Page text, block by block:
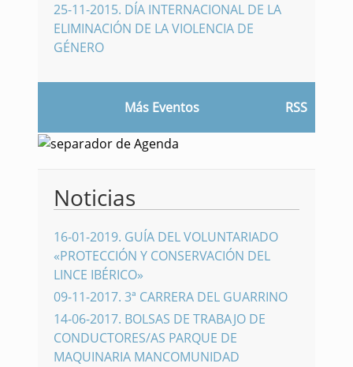
25-11-2015. DÍA INTERNACIONAL DE LA
ELIMINACIÓN DE LA VIOLENCIA DE
GÉNERO
Más Eventos RSS
Noticias
16-01-2019. GUÍA DEL VOLUNTARIADO
«PROTECCIÓN Y CONSERVACIÓN DEL
LINCE IBÉRICO»
09-11-2017. 3ª CARRERA DEL GUARRINO
14-06-2017. BOLSAS DE TRABAJO DE
CONDUCTORES/AS PARQUE DE
MAQUINARIA MANCOMUNIDAD